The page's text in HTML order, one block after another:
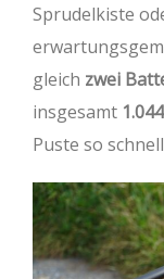
Sprudelkiste
gleich zwei
insgesamt
Puste so